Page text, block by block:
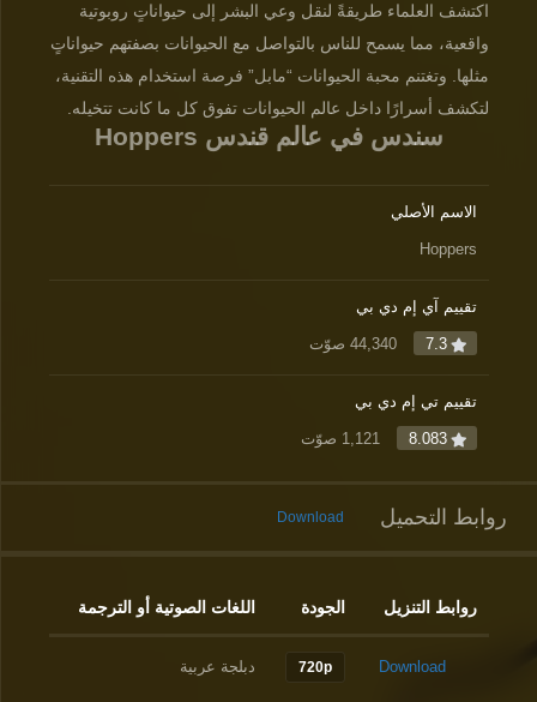
اكتشف العلماء طريقةً لنقل وعي البشر إلى حيواناتٍ روبوتية
واقعية، مما يسمح للناس بالتواصل مع الحيوانات بصفتهم حيواناتٍ
مثلها. وتغتنم محبة الحيوانات “مابل” فرصة استخدام هذه التقنية،
لتكشف أسرارًا داخل عالم الحيوانات تفوق كل ما كانت تتخيله.
Hoppers سندس في عالم قندس
الاسم الأصلي
Hoppers
تقييم آي إم دي بي
7.3
تقييم تي إم دي بي
8.083
روابط التحميل Download
روابط التنزيل الجودة اللغات الصوتية أو الترجمة
Download
720p دبلجة عربية